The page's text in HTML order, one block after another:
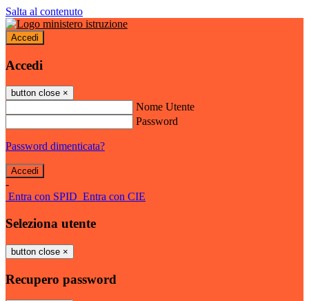
Salta al contenuto
Accedi
Accedi
button close ×
Nome Utente
Password
Password dimenticata?
-
Entra con SPID Entra con CIE
Seleziona utente
button close ×
Recupero password